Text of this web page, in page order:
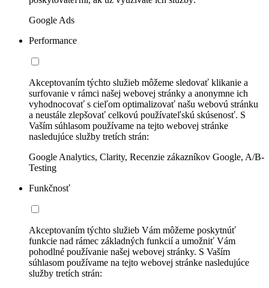
Google Ads
Performance
Akceptovaním týchto služieb môžeme sledovať klikanie a
surfovanie v rámci našej webovej stránky a anonymne ich
vyhodnocovať s cieľom optimalizovať našu webovú stránku
a neustále zlepšovať celkovú používateľskú skúsenosť. S
Vaším súhlasom používame na tejto webovej stránke
nasledujúce služby tretích strán:
Google Analytics, Clarity, Recenzie zákazníkov Google, A/B-
Testing
Funkčnosť
Akceptovaním týchto služieb Vám môžeme poskytnúť
funkcie nad rámec základných funkcií a umožniť Vám
pohodlné používanie našej webovej stránky. S Vaším
súhlasom používame na tejto webovej stránke nasledujúce
služby tretích strán: